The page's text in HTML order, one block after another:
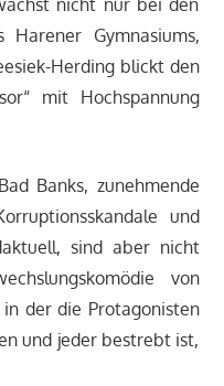
Harener Gymnasiums,
Herding blickt den
mit Hochspannung
Banks, zunehmende
und
sind aber nicht
von
der die Protagonisten
und jeder bestrebt ist,